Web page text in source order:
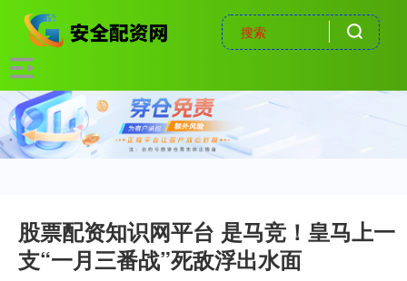
股票配资知识网平台 是马竞！皇马上一
支“一月三番战”死敌浮出水面